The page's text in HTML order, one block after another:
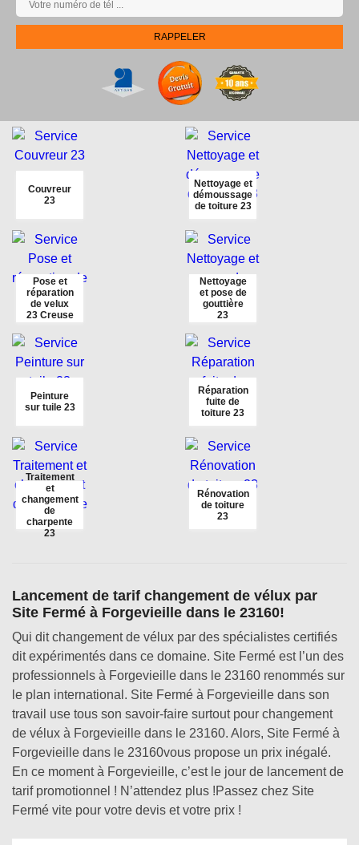
Couvreur
23
Nettoyage et
démoussage
de toiture 23
Pose et
réparation
de velux
23 Creuse
Nettoyage
et pose de
gouttière
23
Peinture
sur tuile 23
Réparation
fuite de
toiture 23
Traitement
et
changement
de
charpente
23
Rénovation
de toiture
23
Lancement de tarif changement de vélux par
Site Fermé à Forgevieille dans le 23160!
Qui dit changement de vélux par des spécialistes certifiés
dit expérimentés dans ce domaine. Site Fermé est l’un des
professionnels à Forgevieille dans le 23160 renommés sur
le plan international. Site Fermé à Forgevieille dans son
travail use tous son savoir-faire surtout pour changement
de vélux à Forgevieille dans le 23160. Alors, Site Fermé à
Forgevieille dans le 23160vous propose un prix inégalé.
En ce moment à Forgevieille, c’est le jour de lancement de
tarif promotionnel ! N’attendez plus !Passez chez Site
Fermé vite pour votre devis et votre prix !